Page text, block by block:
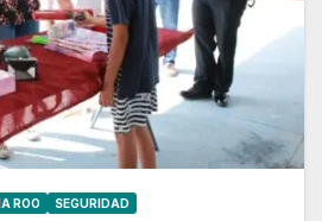
ROO SEGURIDAD